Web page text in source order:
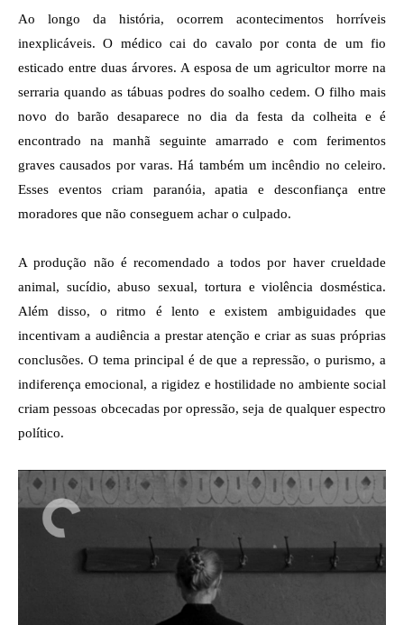
Ao longo da história, ocorrem acontecimentos horríveis
inexplicáveis. O médico cai do cavalo por conta de um fio
esticado entre duas árvores. A esposa de um agricultor morre na
serraria quando as tábuas podres do soalho cedem. O filho mais
novo do barão desaparece no dia da festa da colheita e é
encontrado na manhã seguinte amarrado e com ferimentos
graves causados ​​por varas. Há também um incêndio no celeiro.
Esses eventos criam paranóia, apatia e desconfiança entre
moradores que não conseguem achar o culpado.
A produção não é recomendado a todos por haver crueldade
animal, sucídio, abuso sexual, tortura e violência dosméstica.
Além disso, o ritmo é lento e existem ambiguidades que
incentivam a audiência a prestar atenção e criar as suas próprias
conclusões. O tema principal é de que a repressão, o purismo, a
indiferença emocional, a rigidez e hostilidade no ambiente social
criam pessoas obcecadas por opressão, seja de qualquer espectro
político.